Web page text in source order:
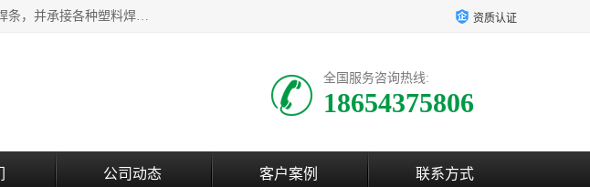
主要产品：PVC硬板、PVC萃取板、PVC 彩板、PVC软板、PP板材、阻燃pp板、PE板材以及各种塑料焊条，并承接各种塑料焊接工程，其产品广泛应用于环保设备、化工、石油、电镀、电子、建筑、食品、医药等多种行业，产品销售己覆盖全国多个省、市(直辖市)及自治区，并己经远销国外。 资质认证
全国服务咨询热线:
18654375806
公司动态 客户案例 联系方式